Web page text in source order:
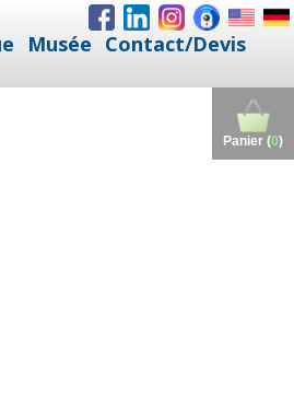
Musée Contact/Devis